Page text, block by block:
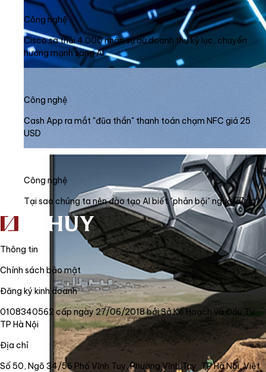
Công nghệ
Cisco sa thải 4.000 nhân sự dù doanh thu kỷ lục, chuyển
hướng mạnh sang AI
Công nghệ
Cash App ra mắt "đũa thần" thanh toán chạm NFC giá 25
USD
Công nghệ
Tại sao chúng ta nên đào tạo AI biết "phản bội" người dùng?
Thông tin
Chính sách bảo mật
Đăng ký kinh doanh
0108340562 cấp ngày 27/06/2018 bởi Sở Kế Hoạch và Đầu Tư
TP Hà Nội
Địa chỉ
Số 50, Ngõ 34/56 Phố Vĩnh Tuy, Phường Vĩnh Tuy, TP Hà Nội, Việt